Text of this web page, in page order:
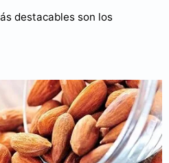
destacables son los